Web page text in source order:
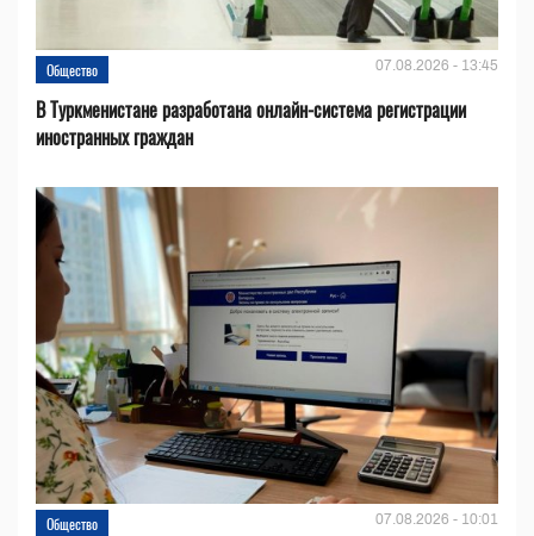
Общество 07.08.2026 - 13:45
В Туркменистане разработана онлайн-система регистрации
иностранных граждан
Общество 07.08.2026 - 10:01